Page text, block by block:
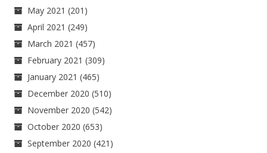
May 2021 (201)
April 2021 (249)
March 2021 (457)
February 2021 (309)
January 2021 (465)
December 2020 (510)
November 2020 (542)
October 2020 (653)
September 2020 (421)